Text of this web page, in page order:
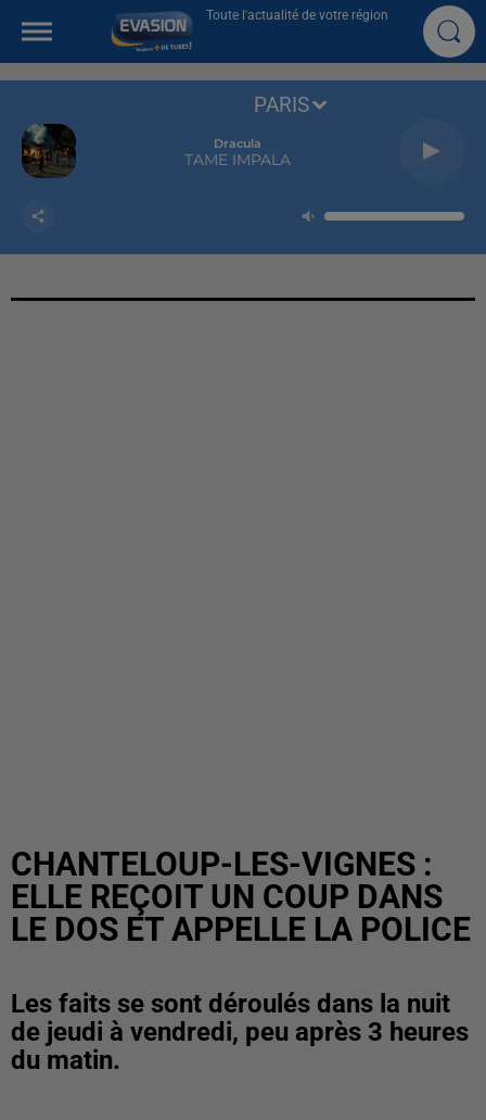
Toute l'actualité de votre région
Dracula
TAME IMPALA
PARIS
CHANTELOUP-LES-VIGNES :
ELLE REÇOIT UN COUP DANS
LE DOS ET APPELLE LA POLICE
Les faits se sont déroulés dans la nuit
de jeudi à vendredi, peu après 3 heures
du matin.